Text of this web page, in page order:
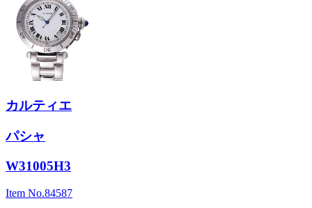
カルティエ
パシャ
W31005H3
Item No.84587